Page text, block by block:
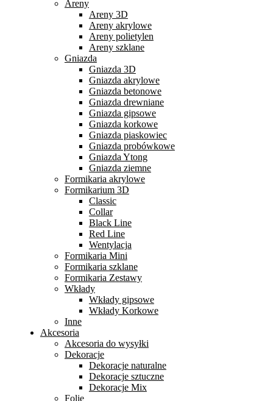
Areny
Areny 3D
Areny akrylowe
Areny polietylen
Areny szklane
Gniazda
Gniazda 3D
Gniazda akrylowe
Gniazda betonowe
Gniazda drewniane
Gniazda gipsowe
Gniazda korkowe
Gniazda piaskowiec
Gniazda probówkowe
Gniazda Ytong
Gniazda ziemne
Formikaria akrylowe
Formikarium 3D
Classic
Collar
Black Line
Red Line
Wentylacja
Formikaria Mini
Formikaria szklane
Formikaria Zestawy
Wkłady
Wkłady gipsowe
Wkłady Korkowe
Inne
Akcesoria
Akcesoria do wysyłki
Dekoracje
Dekoracje naturalne
Dekoracje sztuczne
Dekoracje Mix
Folie